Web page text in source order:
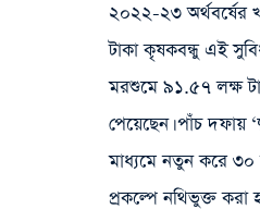
২০২২-২৩ অর্থবর্ষের
টাকা কৃষকবন্ধু এই
মরশুমে ৯১.৫৭ লক্ষ
পেয়েছেন। পাঁচ দফায়
মাধ্যমে নতুন করে ৩০
প্রকল্পে নথিভুক্ত করা